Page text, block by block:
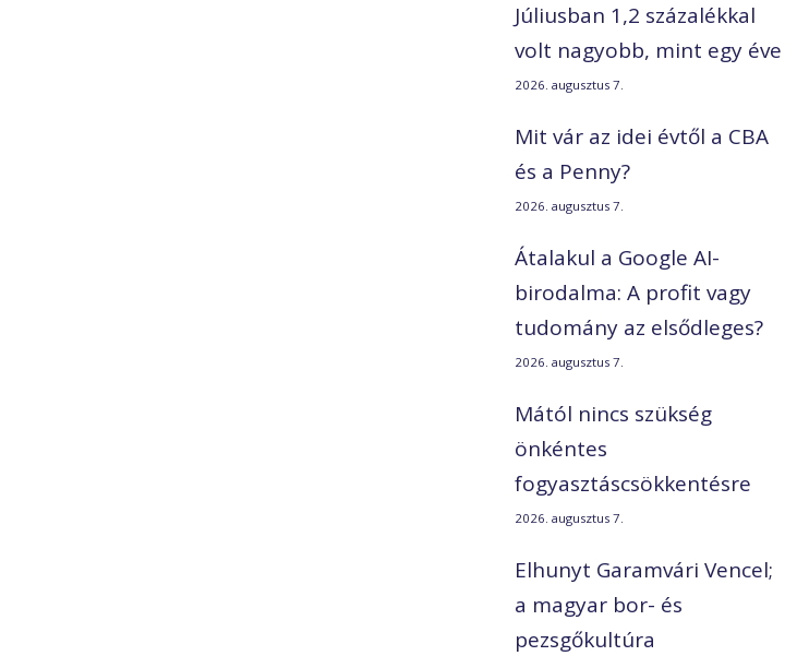
Júliusban 1,2 százalékkal
volt nagyobb, mint egy éve
2026. augusztus 7.
Mit vár az idei évtől a CBA
és a Penny?
2026. augusztus 7.
Átalakul a Google AI-
birodalma: A profit vagy
tudomány az elsődleges?
2026. augusztus 7.
Mától nincs szükség
önkéntes
fogyasztáscsökkentésre
2026. augusztus 7.
Elhunyt Garamvári Vencel;
a magyar bor- és
pezsgőkultúra